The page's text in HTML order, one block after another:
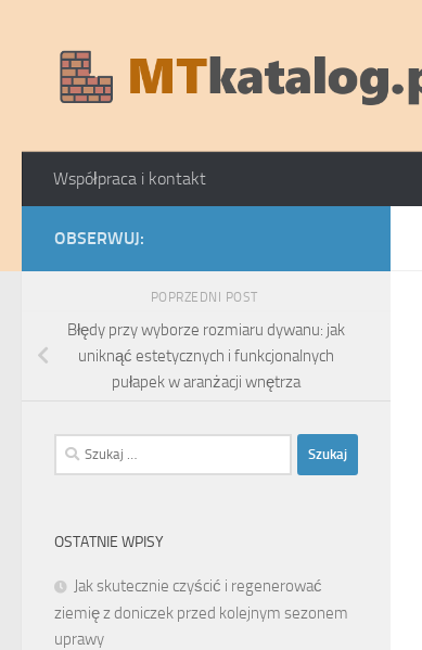
Współpraca i kontakt
OBSERWUJ:
POPRZEDNI POST
Błędy przy wyborze rozmiaru dywanu: jak
uniknąć estetycznych i funkcjonalnych
pułapek w aranżacji wnętrza
Szukaj:
OSTATNIE WPISY
Jak skutecznie czyścić i regenerować
ziemię z doniczek przed kolejnym sezonem
uprawy